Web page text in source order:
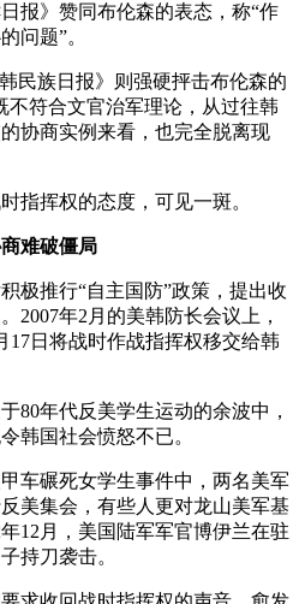
》赞同布伦森的表态，称“作
问题”。
族日报》则强硬抨击布伦森的
不符合文官治军理论，从过往韩
协商实例来看，也完全脱离现
挥权的态度，可见一斑。
难破僵局
推行“自主国防”政策，提出收
2007年2月的美韩防长会议上，
17日将战时作战指挥权移交给韩
年代反美学生运动的余波中，
韩国社会愤怒不已。
碾死女学生事件中，两名美军
美集会，有些人更对龙山美军基
12月，美国陆军军官博伊兰在驻
持刀袭击。